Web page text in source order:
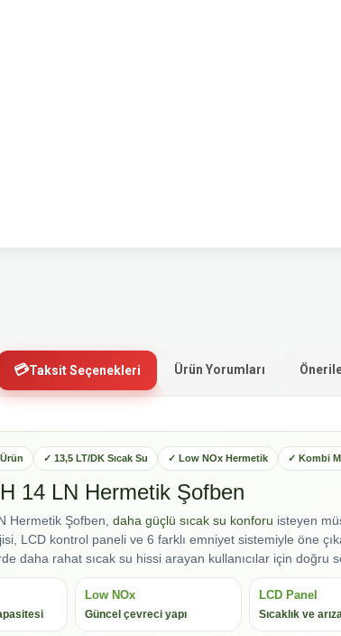
Taksit Seçenekleri Ürün Yorumları
✓ 13,5 LT/DK Sıcak Su ✓ Low NOx Hermetik ✓ Kombi
14 LN Hermetik Şofben
Hermetik Şofben, daha güçlü sıcak su konforu isteyen
LCD kontrol paneli ve 6 farklı emniyet sistemiyle öne
daha rahat sıcak su hissi arayan kullanıcılar için doğru
Low NOx
Güncel çevreci yapı
LCD Panel
Sıcaklık ve